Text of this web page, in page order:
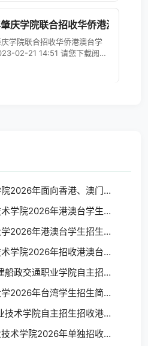
庆学院联合招收华侨港澳台学生
学院联合招收华侨港澳台学
2026年面向香港、澳门、台湾地
学院2026年港澳台学生招生简章
2026年港澳台学生招生简章
学院2026年招收港澳台地区学生
政交通职业学院自主招生招收台
2026年台湾学生招生简章及报名表
术学院自主招生招收港澳台学生
术学院2026年单独招收港澳台学